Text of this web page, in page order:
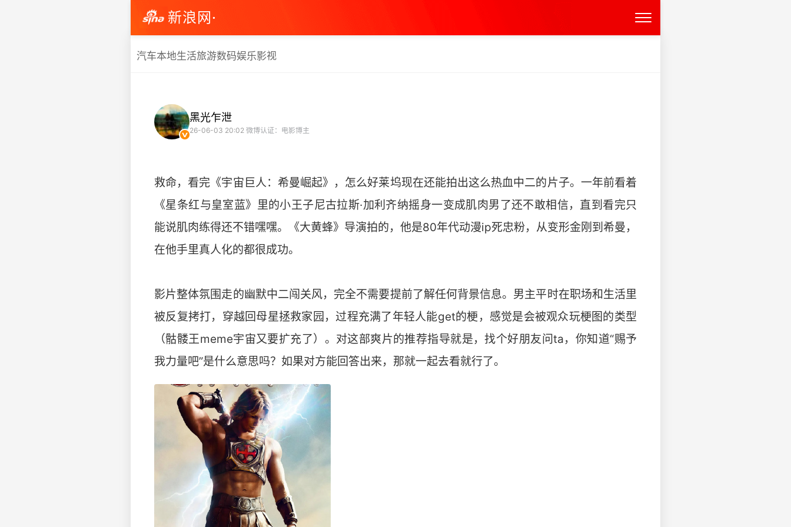
新浪网·
汽车本地生活旅游数码娱乐影视
黑光乍泄
26-06-03 20:02 微博认证：电影博主
救命，看完《宇宙巨人：希曼崛起》，怎么好莱坞现在还能拍出这么热血中二的片子。一年前看着
《星条红与皇室蓝》里的小王子尼古拉斯·加利齐纳摇身一变成肌肉男了还不敢相信，直到看完只
能说肌肉练得还不错嘿嘿。《大黄蜂》导演拍的，他是80年代动漫ip死忠粉，从变形金刚到希曼，
在他手里真人化的都很成功。
影片整体氛围走的幽默中二闯关风，完全不需要提前了解任何背景信息。男主平时在职场和生活里
被反复拷打，穿越回母星拯救家园，过程充满了年轻人能get的梗，感觉是会被观众玩梗图的类型
（骷髅王meme宇宙又要扩充了）。对这部爽片的推荐指导就是，找个好朋友问ta，你知道“赐予
我力量吧”是什么意思吗？如果对方能回答出来，那就一起去看就行了。